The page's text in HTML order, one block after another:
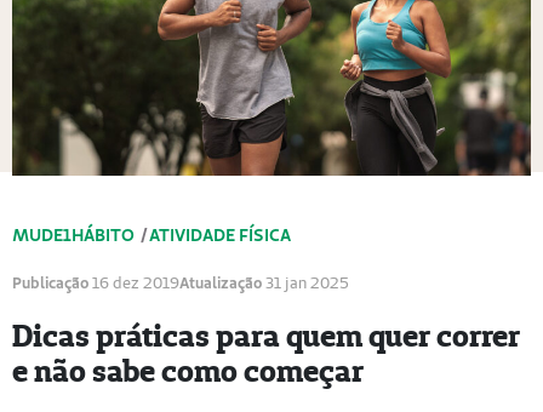
MUDE1HÁBITO /ATIVIDADE FÍSICA
Publicação16 dez 2019Atualização31 jan 2025
Dicas práticas para quem quer correr
e não sabe como começar